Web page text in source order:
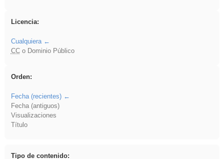
Licencia:
Cualquiera
CCo Dominio Público
Orden:
Fecha (recientes)
Fecha (antiguos)
Visualizaciones
Título
Tipo de contenido: